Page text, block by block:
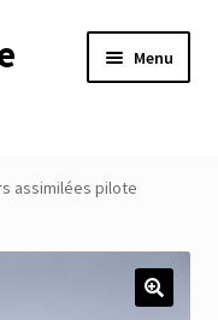
Menu
assimilées pilote